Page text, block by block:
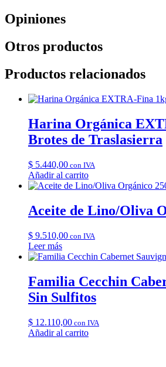
Opiniones
Otros productos
Productos relacionados
Harina Orgánica
Brotes de Traslasierra
$ 5.440,00 con IVA
Añadir al carrito
Aceite de Lino/Oliva
$ 9.510,00 con IVA
Leer más
Familia Cecchin
Sin Sulfitos
$ 12.110,00 con IVA
Añadir al carrito